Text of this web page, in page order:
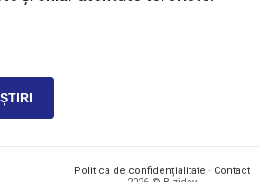
Politica de confidențialitate · Contact